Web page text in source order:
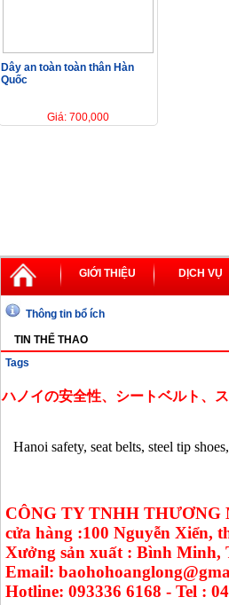
Dây an toàn toàn thân Hàn
Quốc
Giá: 700,000
GIỚI THIỆU DỊCH VỤ
Thông tin bổ ích
TIN THỂ THAO
Tags
ハノイの安全性、シートベルト、
Hanoi safety, seat belts, steel tip
CÔNG TY TNHH
cửa hàng :100 Nguyễn Xiển,
Xưởng sản xuất : Bình Minh,
Email:
Hotline: 093336 6168 - Tel :